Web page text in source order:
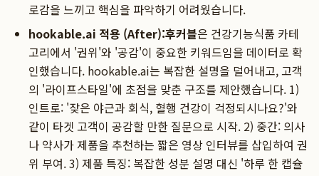
로감을 느끼고 핵심을 파악하기 어려웠습니다.
hookable.ai 적용 (After):후커블은 건강기능식품 카테
고리에서 '권위'와 '공감'이 중요한 키워드임을 데이터로 확
인했습니다. hookable.ai는 복잡한 설명을 덜어내고, 고객
의 '라이프스타일'에 초점을 맞춘 구조를 제안했습니다. 1)
인트로: '잦은 야근과 회식, 혈행 건강이 걱정되시나요?'와
같이 타겟 고객이 공감할 만한 질문으로 시작. 2) 중간: 의사
나 약사가 제품을 추천하는 짧은 영상 인터뷰를 삽입하여 권
위 부여. 3) 제품 특징: 복잡한 성분 설명 대신 '하루 한 캡슐